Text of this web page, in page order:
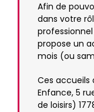
Afin de
dans votre
propose un
mois (ou
Ces accueils
Enfance, 5
de loisirs)